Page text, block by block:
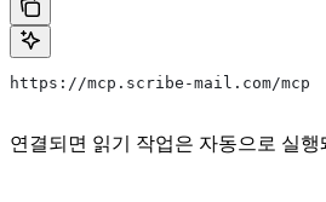
https://mcp.scribe-mail.com/mcp
연결되면 읽기 작업은 자동으로 실